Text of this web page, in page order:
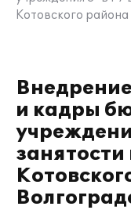
Котовского
и кадры